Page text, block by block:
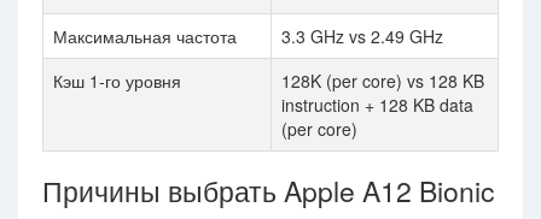
Максимальная частота
3.3 GHz vs 2.49 GHz
Кэш 1-го уровня
128K (per core) vs 128 KB
instruction + 128 KB data
(per core)
Причины выбрать Apple A12 Bionic